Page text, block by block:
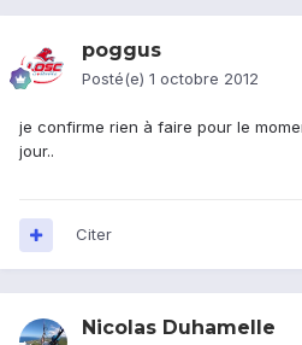
poggus
Posté(e) 1 octobre 2012
je confirme rien à faire pour le
jour..
Citer
Nicolas Duhamelle